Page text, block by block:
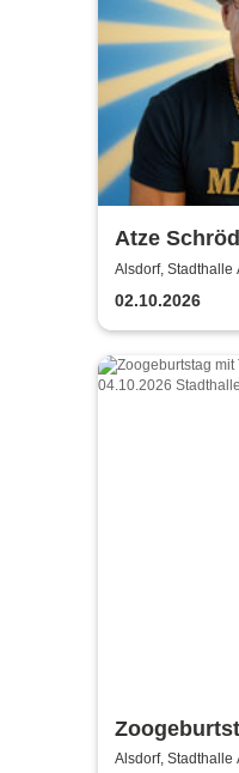
Atze
Alsdorf, Stadthalle
02.10.2026
Benjamin
Alsdorf, Stadthalle